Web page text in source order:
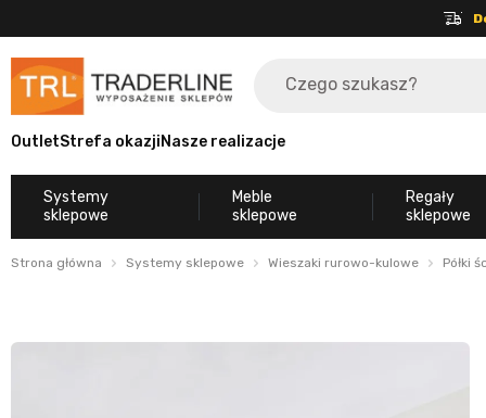
OutletStrefa okazjiNasze realizacje
Systemy
sklepowe
Meble
sklepowe
Regały
sklepowe
Strona główna Systemy sklepowe Wieszaki rurowo-kulowe Półki